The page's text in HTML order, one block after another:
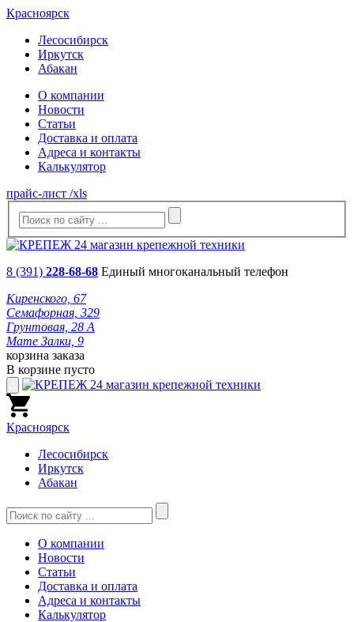
Красноярск
Лесосибирск
Иркутск
Абакан
О компании
Новости
Статьи
Доставка и оплата
Адреса и контакты
Калькулятор
прайс-лист /xls
8 (391) 228-68-68 Единый многоканальный телефон
Киренского, 67
Семафорная, 329
Грунтовая, 28 А
Мате Залки, 9
корзина заказа
В корзине пусто
Красноярск
Лесосибирск
Иркутск
Абакан
О компании
Новости
Статьи
Доставка и оплата
Адреса и контакты
Калькулятор